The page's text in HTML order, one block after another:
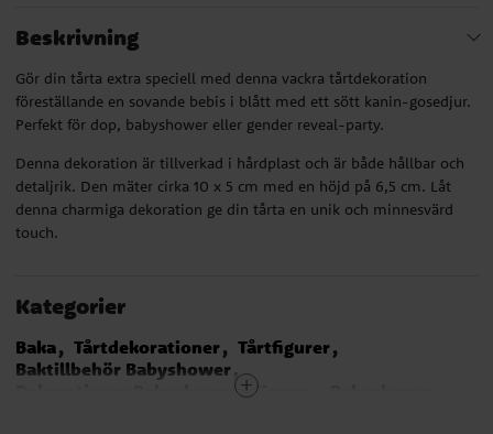
Beskrivning
Gör din tårta extra speciell med denna vackra tårtdekoration
föreställande en sovande bebis i blått med ett sött kanin-gosedjur.
Perfekt för dop, babyshower eller gender reveal-party.
Denna dekoration är tillverkad i hårdplast och är både hållbar och
detaljrik. Den mäter cirka 10 x 5 cm med en höjd på 6,5 cm. Låt
denna charmiga dekoration ge din tårta en unik och minnesvärd
touch.
Kategorier
Baka Tårtdekorationer
Tårtfigurer
Baktillbehör Babyshower
Dekorationer Babyshower
Teman